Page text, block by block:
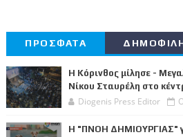
ΠΡΟΣΦΑΤΑ
Η Κόρινθος μίλησε -
Νίκου Σταυρέλη στο
Diogenis Press Editor
Η "ΠΝΟΗ ΔΗΜΙΟΥΡΓΙΑΣ"